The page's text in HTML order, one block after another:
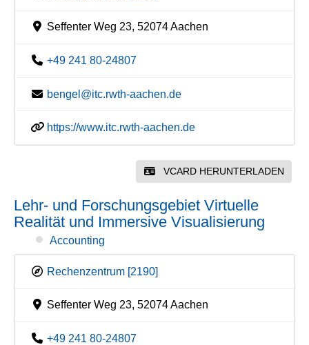
Seffenter Weg 23, 52074 Aachen
+49 241 80-24807
bengel@itc.rwth-aachen.de
https://www.itc.rwth-aachen.de
VCARD HERUNTERLADEN
Lehr- und Forschungsgebiet Virtuelle
Realität und Immersive Visualisierung
Accounting
Rechenzentrum [2190]
Seffenter Weg 23, 52074 Aachen
+49 241 80-24807